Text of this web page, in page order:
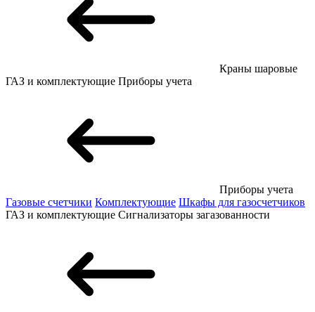
Краны шаровые
ГАЗ и комплектующие Приборы учета
Приборы учета
Газовые счетчики Комплектующие Шкафы для газосчетчиков
ГАЗ и комплектующие Сигнализаторы загазованности